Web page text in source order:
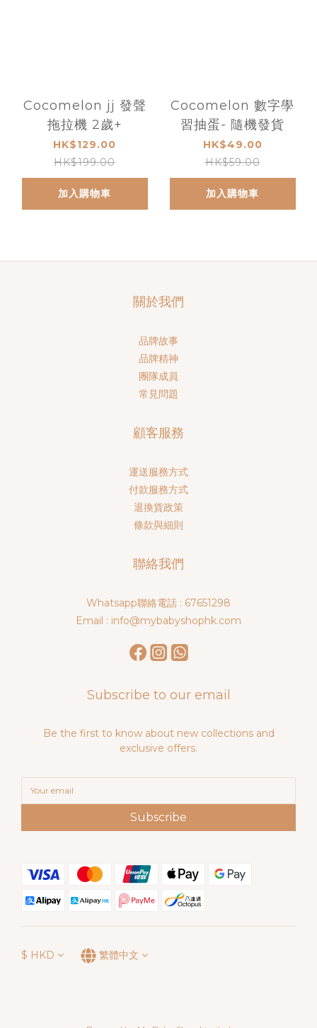
Cocomelon jj 發聲
拖拉機 2歲+
HK$129.00
HK$199.00
加入購物車
Cocomelon 數字學
習抽蛋- 隨機發貨
HK$49.00
HK$59.00
加入購物車
關於我們
品牌故事
品牌精神
團隊成員
常見問題
顧客服務
運送服務方式
付款服務方式
退換貨政策
條款與細則
聯絡我們
Whatsapp聯絡電話 : 67651298
Email : info@mybabyshophk.com
Subscribe to our email
Be the first to know about new collections and
exclusive offers.
Subscribe
$ HKD 繁體中文